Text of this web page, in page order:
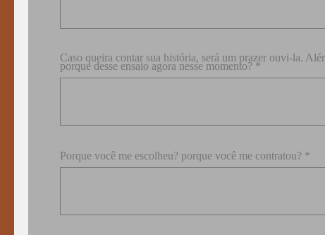
Caso queira contar sua história, será um prazer ouvi-la.
porque desse ensaio agora nesse momento? *
Porque você me escolheu? porque você me contratou? *